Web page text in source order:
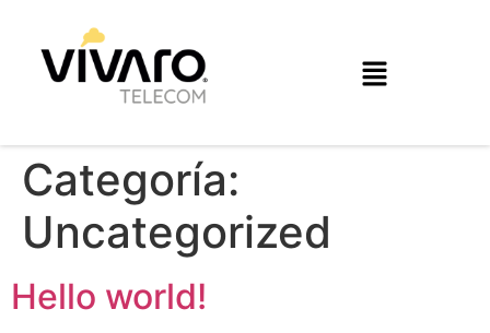
Categoría:
Uncategorized
Hello world!